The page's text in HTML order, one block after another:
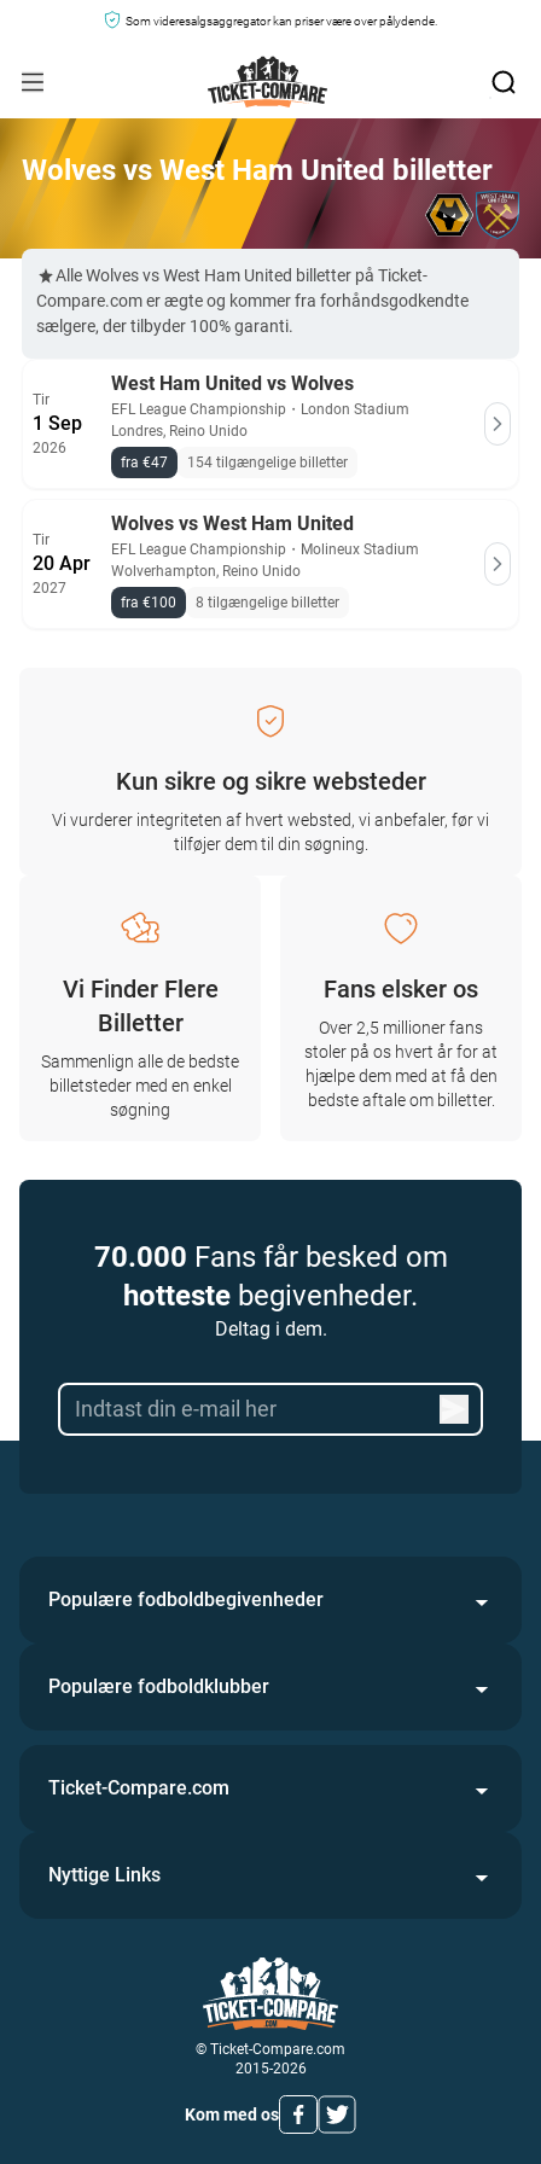
Som videresalgsaggregator kan priser være over pålydende.
Wolves vs West Ham United billetter
Alle Wolves vs West Ham United billetter på Ticket-
Compare.com er ægte og kommer fra forhåndsgodkendte
sælgere, der tilbyder 100% garanti.
Tir
1 Sep
2026
West Ham United vs Wolves
EFL League Championship ・ London Stadium
Londres, Reino Unido
fra €47
154 tilgængelige billetter
Tir
20 Apr
2027
Wolves vs West Ham United
EFL League Championship ・ Molineux Stadium
Wolverhampton, Reino Unido
fra €100
8 tilgængelige billetter
Kun sikre og sikre websteder
Vi vurderer integriteten af ​​hvert websted, vi anbefaler, før vi
tilføjer dem til din søgning.
Vi Finder Flere
Billetter
Sammenlign alle de bedste
billetsteder med en enkel
søgning
Fans elsker os
Over 2,5 millioner fans
stoler på os hvert år for at
hjælpe dem med at få den
bedste aftale om billetter.
70.000 Fans får besked om
hotteste begivenheder.
Deltag i dem.
Populære fodboldbegivenheder
Populære fodboldklubber
© Ticket-Compare.com
2015-2026
Kom med os
Ticket-Compare.com
Nyttige Links